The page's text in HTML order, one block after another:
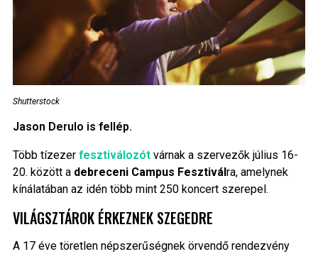
Shutterstock
Jason Derulo is fellép.
Több tízezer fesztiválozótvárnak a szervezők július 16-
20. között a debreceni Campus Fesztiválra, amelynek
kínálatában az idén több mint 250 koncert szerepel.
VILÁGSZTÁROK ÉRKEZNEK SZEGEDRE
A 17 éve töretlen népszerűségnek örvendő rendezvény